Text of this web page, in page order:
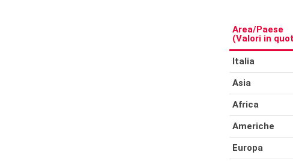
Area/Paese
(Valori in
Italia
Asia
Africa
Americhe
Europa